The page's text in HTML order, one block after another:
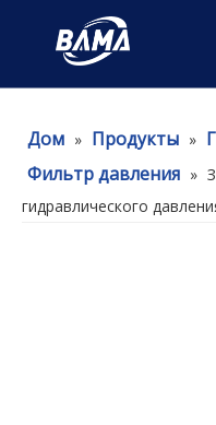
Дом » Продукты »
Фильтр давления »
гидравлического